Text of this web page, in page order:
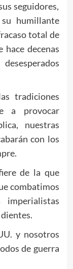
seguidores,
humillante
total de
decenas
tradiciones
a provocar
nuestras
con los
de la que
combatimos
y nosotros
de guerra